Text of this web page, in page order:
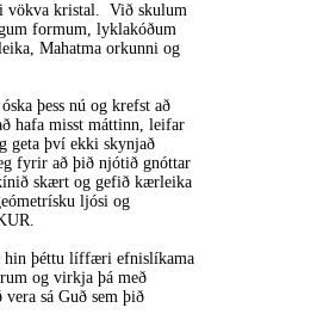
vökva kristal. Við skulum
formum, lyklakóðum
Mahatma orkunni og
þess nú og krefst að
hafa misst máttinn, leifar
geta því ekki skynjað
fyrir að þið njótið gnóttar
skært og gefið kærleika
ljósi og
hin þéttu líffæri efnislíkama
og virkja þá með
sá Guð sem þið